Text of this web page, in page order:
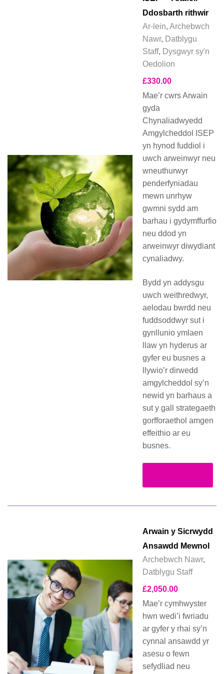
Ddosbarth rithwir
Ar-lein, Archebwch
Nawr, Datblygu
Staff, Dysgwyr sy'n
Oedolion
£330.00
Mae’r cwrs Arwain
gyda
Chynaliadwyedd
Amgylcheddol ISEP
yn hynod fuddiol i
uwch arweinwyr neu
wneuthurwyr
penderfyniadau
mewn unrhyw
gwmni sydd am
barhau i gydymffurfio
neu ddod yn
arweinwyr diwydiant
cynaliadwy.
Bydd yn addysgu
uwch weithredwyr,
aelodau bwrdd neu
fuddsoddwyr sut i
gynllunio ymlaen
llaw yn hyderus ar
gyfer eu busnes a
llywio’r dirwedd
amgylcheddol sy’n
newid yn barhaus a
sut y gall strategaeth
gorfforaethol amgen
effeithio ar eu
busnes.
Arwain y Sicrwydd
Ansawdd Mewnol
Archebwch Nawr,
Datblygu Staff
£2,050.00
Mae’r cymhwyster
hwn wedi’i fwriadu
ar gyfer y rhai sy’n
cynnal ansawdd yr
asesu o fewn
sefydliad neu